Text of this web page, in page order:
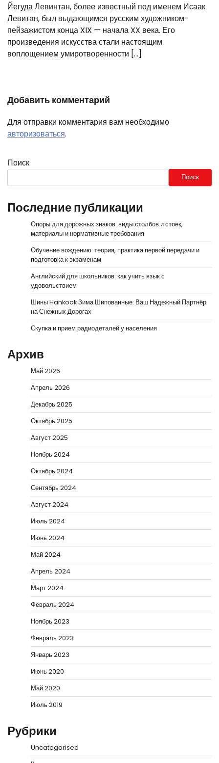
Йегуда Левинтан, более известный под именем Исаак
Левитан, был выдающимся русским художником-
пейзажистом конца XIX — начала XX века. Его
произведения искусства стали настоящим
воплощением умиротворенности […]
Добавить комментарий
Для отправки комментария вам необходимо
авторизоваться.
Поиск
Поиск
Последние публикации
Опоры для дорожных знаков: виды столбов и стоек,
материалы и нормативные требования
Обучение вождению: теория, практика первой передачи и
подготовка к экзаменам
Английский для школьников: как учить язык с
удовольствием
Шины Hankook Зима Шипованные: Ваш Надежный Партнёр
на Снежных Дорогах
Скупка и прием радиодеталей у населения
Архив
Май 2026
Апрель 2026
Декабрь 2025
Октябрь 2025
Август 2025
Ноябрь 2024
Октябрь 2024
Сентябрь 2024
Август 2024
Июль 2024
Июнь 2024
Май 2024
Апрель 2024
Март 2024
Февраль 2024
Ноябрь 2023
Февраль 2023
Январь 2023
Июнь 2020
Май 2020
Июль 2019
Рубрики
Uncategorised